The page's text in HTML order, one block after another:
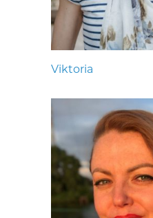
Viktoria